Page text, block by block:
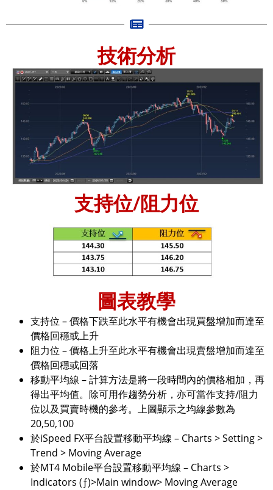
技術分析
支持位/阻力位
圖表教學
支持位 – 價格下跌至此水平有機會出現買盤增加而達至
價格回穩或上升
阻力位 – 價格上升至此水平有機會出現賣盤增加而達至
價格回穩或回落
移動平均線 – 計算方法是將一段時間內的價格相加，再
得出平均值。除可用作趨勢分析，亦可當作支持/阻力
位以及買賣時機的參考。上圖顯示之均線參數為
20,50,100
於iSpeed FX平台設置移動平均線 – Charts > Setting >
Trend > Moving Average
於MT4 Mobile平台設置移動平均線 – Charts >
Indicators (ƒ)>Main window> Moving Average